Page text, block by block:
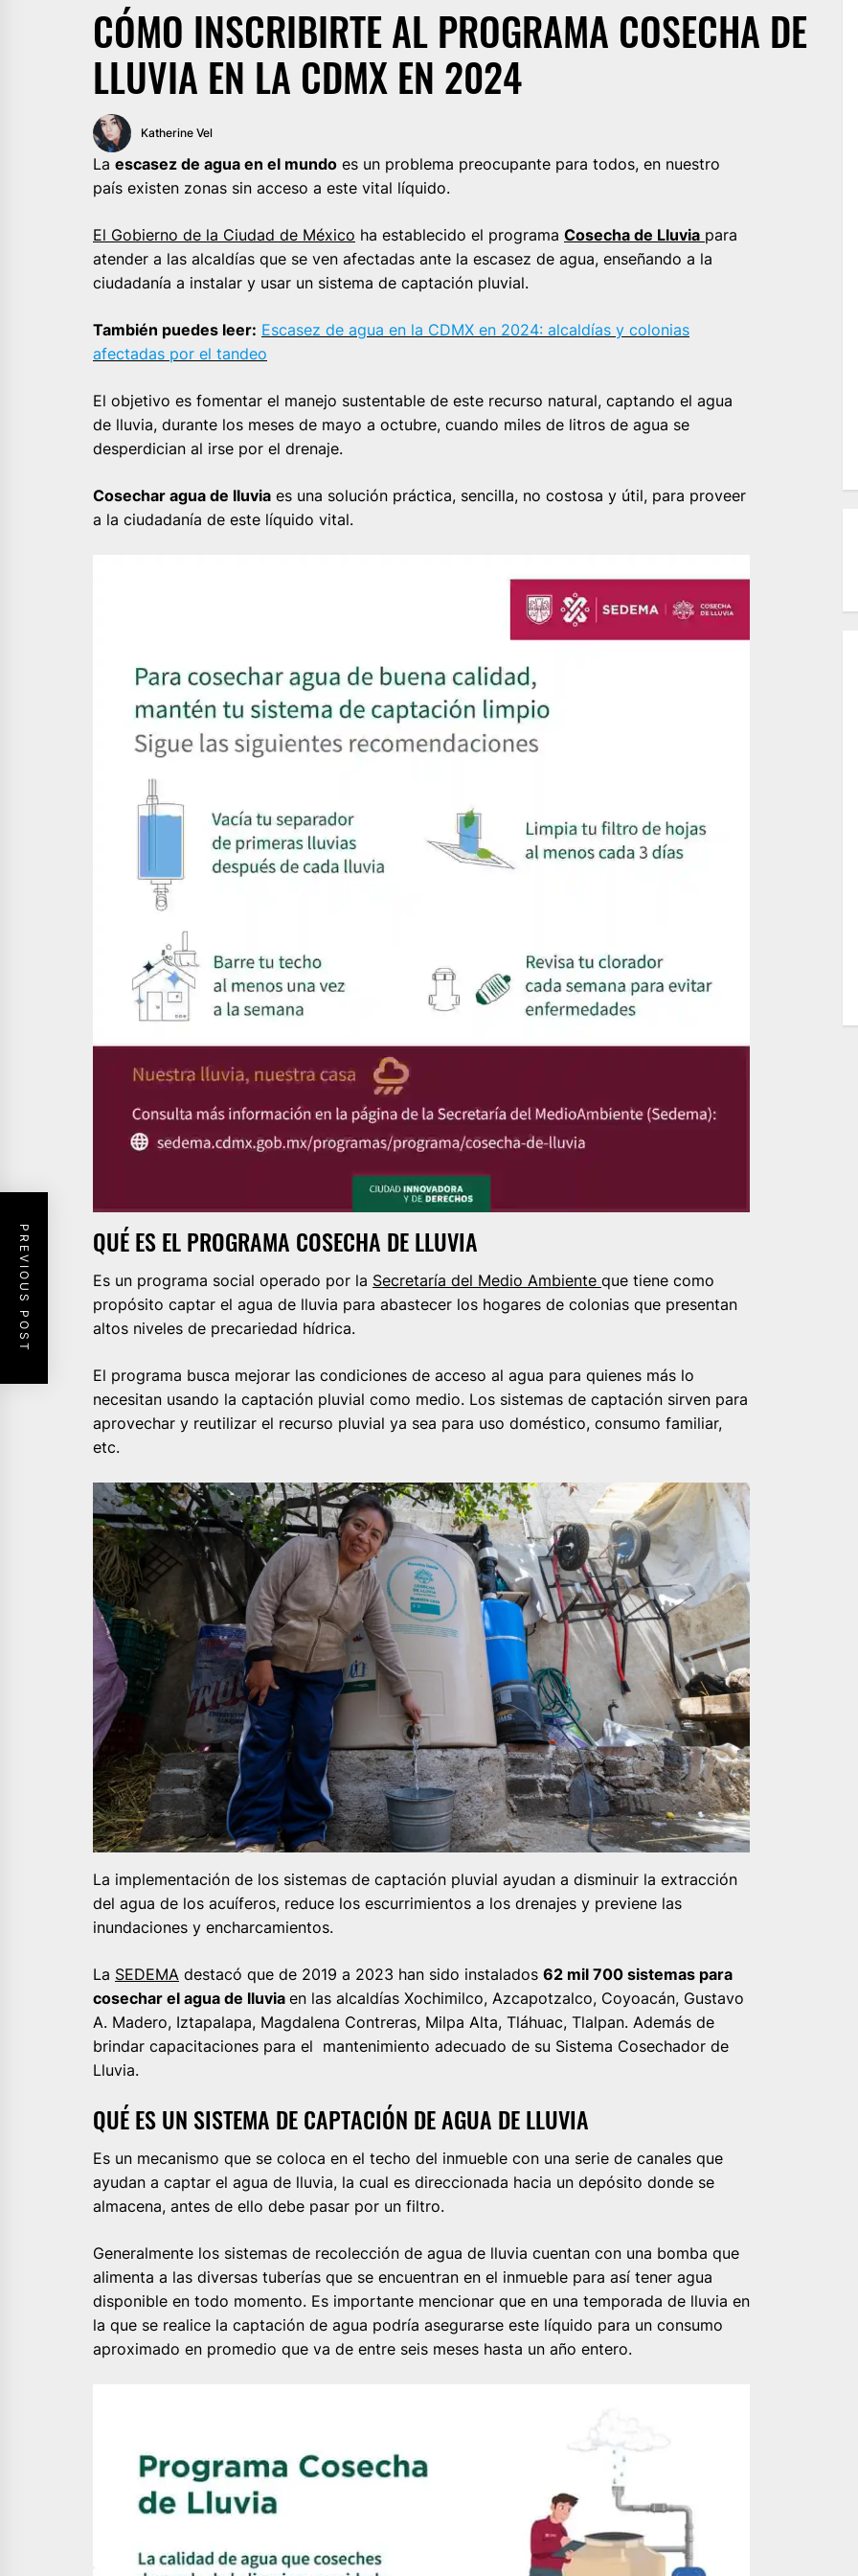
CÓMO INSCRIBIRTE AL PROGRAMA COSECHA DE
LLUVIA EN LA CDMX EN 2024
Katherine Vel
La escasez de agua en el mundo es un problema preocupante para todos, en nuestro
país existen zonas sin acceso a este vital líquido.
El Gobierno de la Ciudad de México ha establecido el programa Cosecha de Lluvia para
atender a las alcaldías que se ven afectadas ante la escasez de agua, enseñando a la
ciudadanía a instalar y usar un sistema de captación pluvial.
También puedes leer: Escasez de agua en la CDMX en 2024: alcaldías y colonias
afectadas por el tandeo
El objetivo es fomentar el manejo sustentable de este recurso natural, captando el agua
de lluvia, durante los meses de mayo a octubre, cuando miles de litros de agua se
desperdician al irse por el drenaje.
Cosechar agua de lluvia es una solución práctica, sencilla, no costosa y útil, para proveer
a la ciudadanía de este líquido vital.
QUÉ ES EL PROGRAMA COSECHA DE LLUVIA
Es un programa social operado por la Secretaría del Medio Ambiente que tiene como
propósito captar el agua de lluvia para abastecer los hogares de colonias que presentan
altos niveles de precariedad hídrica.
El programa busca mejorar las condiciones de acceso al agua para quienes más lo
necesitan usando la captación pluvial como medio. Los sistemas de captación sirven para
aprovechar y reutilizar el recurso pluvial ya sea para uso doméstico, consumo familiar,
etc.
La implementación de los sistemas de captación pluvial ayudan a disminuir la extracción
del agua de los acuíferos, reduce los escurrimientos a los drenajes y previene las
inundaciones y encharcamientos.
La SEDEMA destacó que de 2019 a 2023 han sido instalados 62 mil 700 sistemas para
cosechar el agua de lluvia en las alcaldías Xochimilco, Azcapotzalco, Coyoacán, Gustavo
A. Madero, Iztapalapa, Magdalena Contreras, Milpa Alta, Tláhuac, Tlalpan. Además de
brindar capacitaciones para el mantenimiento adecuado de su Sistema Cosechador de
Lluvia.
QUÉ ES UN SISTEMA DE CAPTACIÓN DE AGUA DE LLUVIA
Es un mecanismo que se coloca en el techo del inmueble con una serie de canales que
ayudan a captar el agua de lluvia, la cual es direccionada hacia un depósito donde se
almacena, antes de ello debe pasar por un filtro.
Generalmente los sistemas de recolección de agua de lluvia cuentan con una bomba que
alimenta a las diversas tuberías que se encuentran en el inmueble para así tener agua
disponible en todo momento. Es importante mencionar que en una temporada de lluvia en
la que se realice la captación de agua podría asegurarse este líquido para un consumo
aproximado en promedio que va de entre seis meses hasta un año entero.
PREVIOUS POST